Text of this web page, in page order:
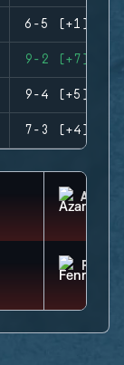
6-5 (+1)
9-2 (+7)
9-4 (+5)
7-3 (+4)
AZAMI